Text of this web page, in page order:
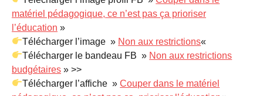
matériel pédagogique, ce n’est pas ça prioriser
l’éducation »
Télécharger l’image » Non aux restrictions«
Télécharger le bandeau FB » Non aux restrictions
budgétaires » >>
Télécharger l’affiche »Couper dans le matériel